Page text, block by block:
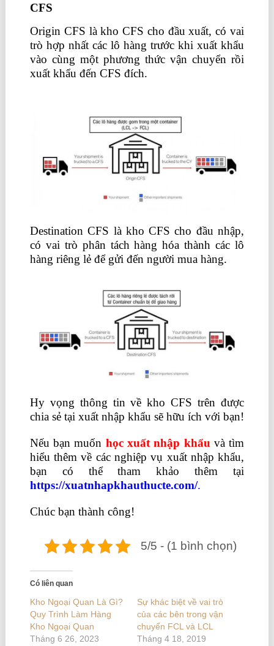
CFS
Origin CFS là kho CFS cho đầu xuất, có vai
trò hợp nhất các lô hàng trước khi xuất khẩu
vào cùng một phương thức vận chuyển rồi
xuất khẩu đến CFS đích.
Destination CFS là kho CFS cho đầu nhập,
có vai trò phân tách hàng hóa thành các lô
hàng riêng lẻ để gửi đến người mua hàng.
Hy vọng thông tin về kho CFS trên được
chia sẻ tại xuất nhập khẩu sẽ hữu ích với bạn!
Nếu bạn muốn học xuất nhập khẩu và tìm
hiểu thêm về các nghiệp vụ xuất nhập khẩu,
bạn có thể tham khảo thêm tại
https://xuatnhapkhauthucte.com/.
Chúc bạn thành công!
5/5 - (1 bình chọn)
Có liên quan
Kho Ngoại Quan Là Gì?
Quy Trình Làm Hàng
Kho Ngoại Quan
Tháng 6 26, 2023
Sự khác biệt về vai trò
của các bên trong vận
chuyển FCL và LCL
Tháng 4 18, 2019